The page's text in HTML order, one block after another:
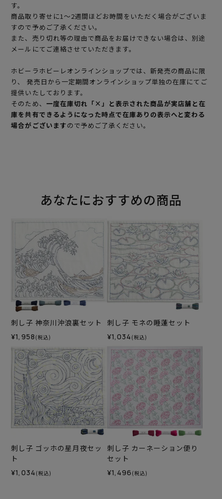
す。
商品取り寄せに1～2週間ほどお時間をいただく場合がございま
すので予めご了承ください。
また、売り切れ等の理由で商品をお届けできない場合は、別途
メールにてご連絡させていただきます。
ホビーラホビーレオンラインショップでは、新発売の商品に限
り、 発売日から一定期間オンラインショップ単独の在庫にてご
提供いたしております。
そのため、 一度在庫切れ「×」と表示された商品が実店舗と在
庫を共有できるようになった時点で在庫ありの表示へと変わる
場合がございますので予めご了承ください。
あなたにおすすめの商品
刺し子 神奈川沖浪裏セット
¥1,958 (税込)
刺し子 モネの睡蓮セット
¥1,034 (税込)
刺し子 ゴッホの星月夜セッ
ト
¥1,034 (税込)
刺し子 カーネーション便り
セット
¥1,496 (税込)